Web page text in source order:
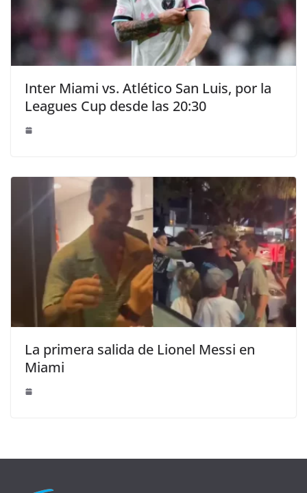
Inter Miami vs. Atlético San Luis, por la
Leagues Cup desde las 20:30
La primera salida de Lionel Messi en
Miami